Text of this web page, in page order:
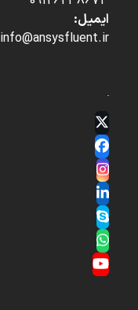
ایمیل:
info@ansysfluent.ir
Twitter
(deprecated)
Facebook
Instagram
LinkedIn
Skype
Whatsapp
YouTube